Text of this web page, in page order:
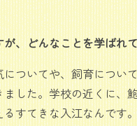
、どんなことを学ばれ
ついてや、飼育につい
した。学校の近くに、
すてきな入江なんです。